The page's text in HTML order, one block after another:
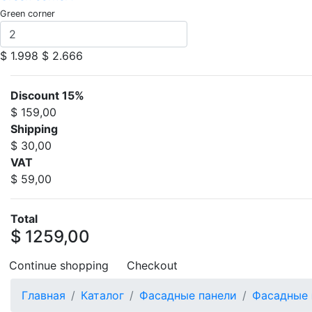
Green corner
$ 1.998 $ 2.666
Discount 15%
$ 159,00
Shipping
$ 30,00
VAT
$ 59,00
Total
$ 1259,00
Continue shopping Checkout
Главная Каталог Фасадные панели Фасадные